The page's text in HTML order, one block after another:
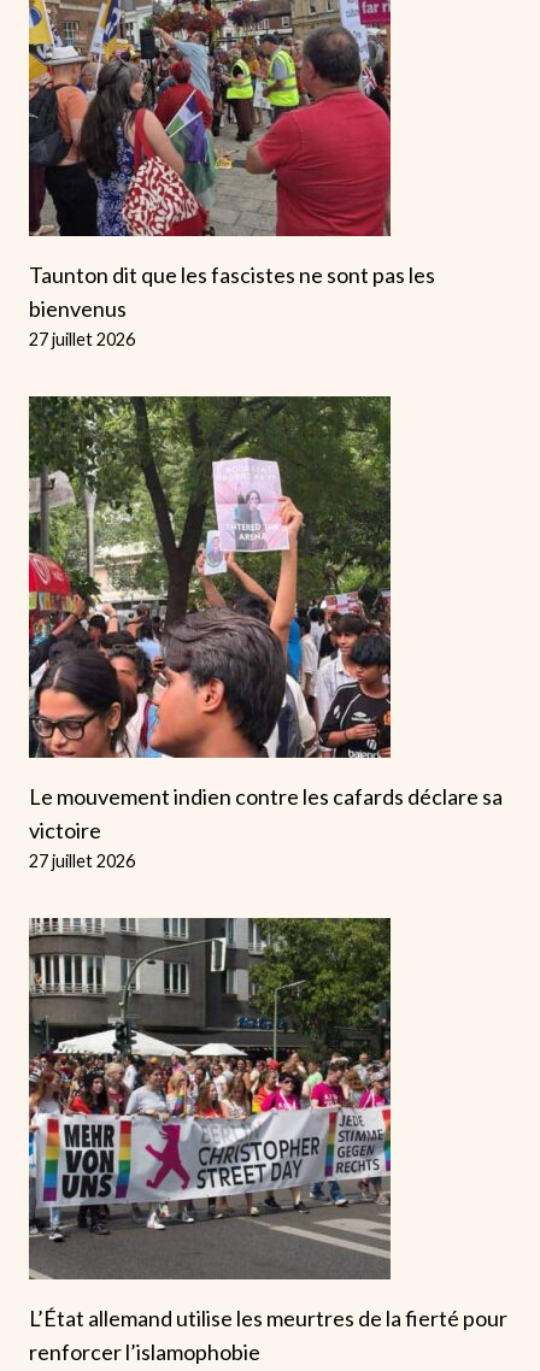
Taunton dit que les fascistes ne sont pas les
bienvenus
27 juillet 2026
Le mouvement indien contre les cafards déclare sa
victoire
27 juillet 2026
L’État allemand utilise les meurtres de la fierté pour
renforcer l’islamophobie